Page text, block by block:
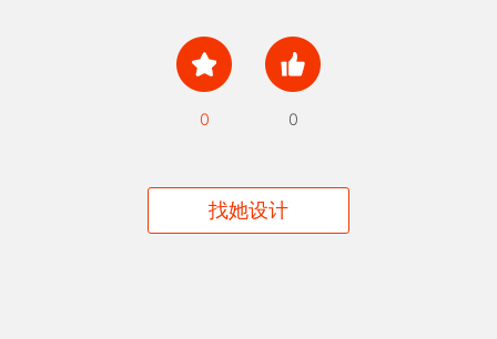
0 0
找她设计